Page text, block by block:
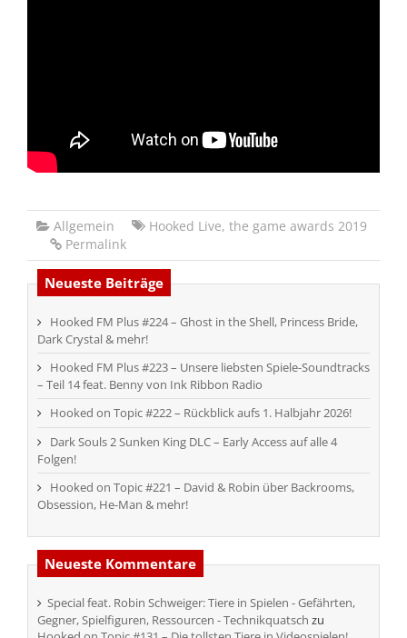
Allgemein Hooked Live, the game awards 2019
Permalink
Neueste Beiträge
Hooked FM Plus #224 – Ghost in the Shell, Princess Bride,
Dark Crystal & mehr!
Hooked FM Plus #223 – Unsere liebsten Spiele-Soundtracks
– Teil 14 feat. Benny von Ink Ribbon Radio
Hooked on Topic #222 – Rückblick aufs 1. Halbjahr 2026!
Dark Souls 2 Sunken King DLC – Early Access auf alle 4
Folgen!
Hooked on Topic #221 – David & Robin über Backrooms,
Obsession, He-Man & mehr!
Neueste Kommentare
Special feat. Robin Schweiger: Tiere in Spielen - Gefährten,
Gegner, Spielfiguren, Ressourcen - Technikquatsch zu